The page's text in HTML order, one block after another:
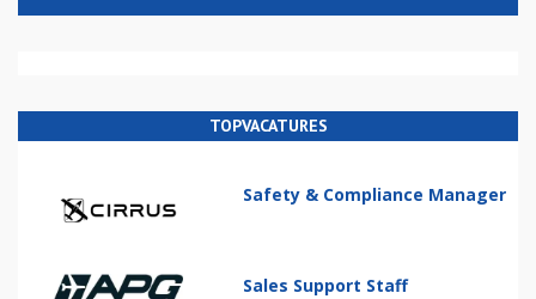
TOPVACATURES
Safety & Compliance Manager
Sales Support Staff